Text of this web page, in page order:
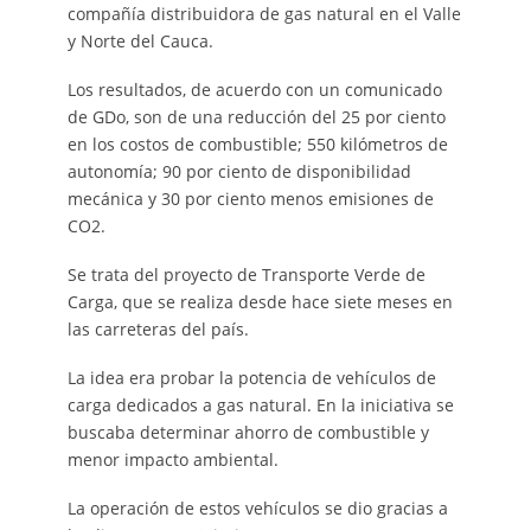
compañía distribuidora de gas natural en el Valle
y Norte del Cauca.
Los resultados, de acuerdo con un comunicado
de GDo, son de una reducción del 25 por ciento
en los costos de combustible; 550 kilómetros de
autonomía; 90 por ciento de disponibilidad
mecánica y 30 por ciento menos emisiones de
CO2.
Se trata del proyecto de Transporte Verde de
Carga, que se realiza desde hace siete meses en
las carreteras del país.
La idea era probar la potencia de vehículos de
carga dedicados a gas natural. En la iniciativa se
buscaba determinar ahorro de combustible y
menor impacto ambiental.
La operación de estos vehículos se dio gracias a